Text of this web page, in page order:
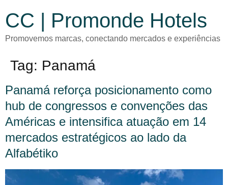
CC | Promonde Hotels
Promovemos marcas, conectando mercados e experiências
Tag: Panamá
Panamá reforça posicionamento como
hub de congressos e convenções das
Américas e intensifica atuação em 14
mercados estratégicos ao lado da
Alfabétiko